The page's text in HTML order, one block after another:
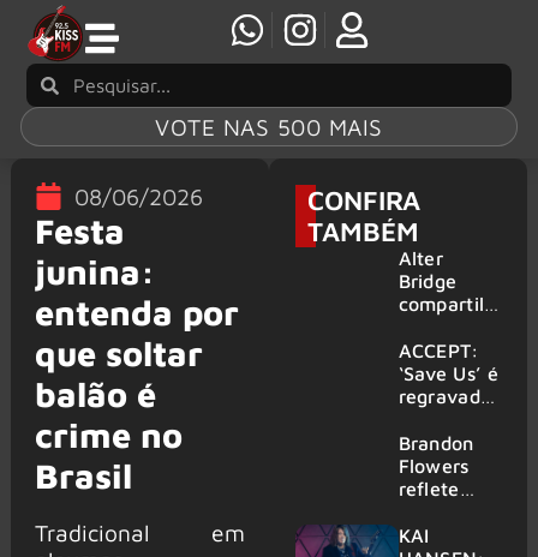
VOTE NAS 500 MAIS
08/06/2026
Festa
junina:
entenda por
que soltar
balão é
crime no
Brasil
Tradicional em
CONFIRA
TAMBÉM
Alter
Bridge
compartilh
vivo de
“Fortress”
gravada
am Ring
2026
ACCEPT:
‘Save Us’ é
regravada
membros
do GHOST
e KORN
Brandon
Flowers
reflete
futuro e
KAI